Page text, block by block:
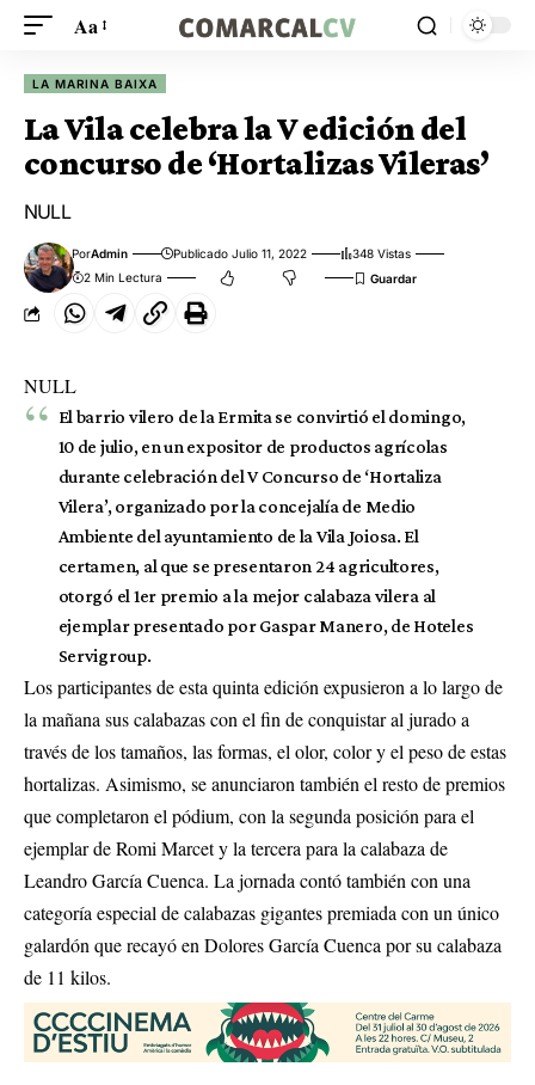
Aa
LA MARINA BAIXA
La Vila celebra la V edición del
concurso de ‘Hortalizas Vileras’
NULL
PorAdmin Publicado Julio 11, 2022
348 Vistas
2 Min Lectura
NULL
El barrio vilero de la Ermita se convirtió el domingo,
10 de julio, en un expositor de productos agrícolas
durante celebración del V Concurso de ‘Hortaliza
Vilera’, organizado por la concejalía de Medio
Ambiente del ayuntamiento de la Vila Joiosa. El
certamen, al que se presentaron 24 agricultores,
otorgó el 1er premio a la mejor calabaza vilera al
ejemplar presentado por Gaspar Manero, de Hoteles
Servigroup.
Los participantes de esta quinta edición expusieron a lo largo de
la mañana sus calabazas con el fin de conquistar al jurado a
través de los tamaños, las formas, el olor, color y el peso de estas
hortalizas. Asimismo, se anunciaron también el resto de premios
que completaron el pódium, con la segunda posición para el
ejemplar de Romi Marcet y la tercera para la calabaza de
Leandro García Cuenca. La jornada contó también con una
categoría especial de calabazas gigantes premiada con un único
galardón que recayó en Dolores García Cuenca por su calabaza
de 11 kilos.